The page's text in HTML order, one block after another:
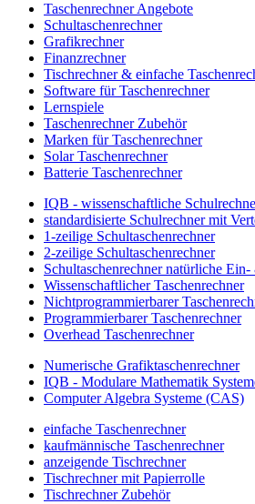
Taschenrechner Angebote
Schultaschenrechner
Grafikrechner
Finanzrechner
Tischrechner & einfache
Software für Taschenrechner
Lernspiele
Taschenrechner Zubehör
Marken für Taschenrechner
Solar Taschenrechner
Batterie Taschenrechner
IQB - wissenschaftliche
standardisierte Schulrechner mit
1-zeilige Schultaschenrechner
2-zeilige Schultaschenrechner
Schultaschenrechner natürliche
Wissenschaftlicher Taschenrechner
Nichtprogrammierbarer
Programmierbarer Taschenrechner
Overhead Taschenrechner
Numerische Grafiktaschenrechner
IQB - Modulare Mathematik
Computer Algebra Systeme (CAS)
einfache Taschenrechner
kaufmännische Taschenrechner
anzeigende Tischrechner
Tischrechner mit Papierrolle
Tischrechner Zubehör